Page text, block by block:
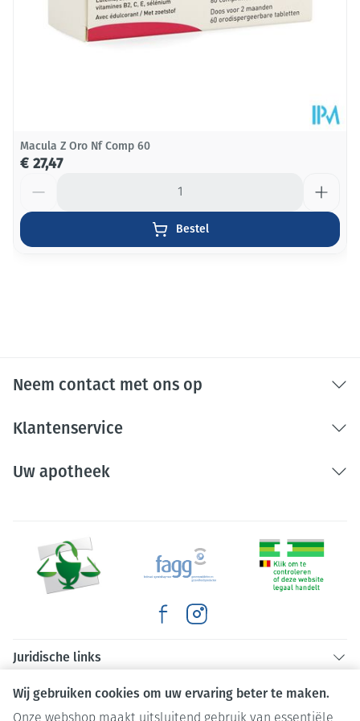
Wij gebruiken cookies om uw ervaring beter te maken.
Macula Z Oro Nf Comp 60
€ 27,47
Bestel
Neem contact met ons op
Klantenservice
Uw apotheek
Juridische links